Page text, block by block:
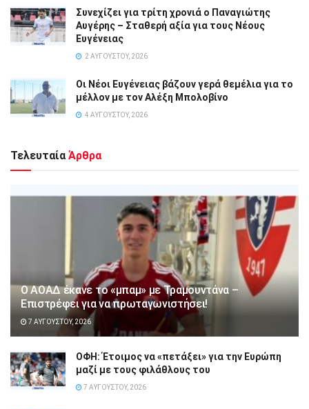
Συνεχίζει για τρίτη χρονιά ο Παναγιώτης
Αυγέρης – Σταθερή αξία για τους Νέους
Ευγένειας
2 ΑΥΓΟΎΣΤΟΥ, 2026
Οι Νέοι Ευγένειας βάζουν γερά θεμέλια για το
μέλλον με τον Αλέξη Μπολοβίνο
4 ΑΥΓΟΎΣΤΟΥ, 2026
Τελευταία Άρθρα
Ο ΑΟΑΔ έκανε το «μπαμ» με Τραμουντάνα –
Επιστρέφει για να πρωταγωνιστήσει!
7 ΑΥΓΟΎΣΤΟΥ, 2026
ΟΦΗ: Έτοιμος να «πετάξει» για την Ευρώπη
μαζί με τους φιλάθλους του
7 ΑΥΓΟΎΣΤΟΥ, 2026